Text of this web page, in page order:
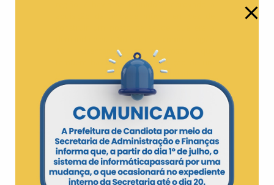
10 – Assentamento 20 de Agosto -, que
também havia eleito a construção de um
posto de saúde como prioridade, não
aceitou a proposta que atenderia ambas
regiões, sendo retomado o debate.
“Desta forma foi construído a possibilidade
de pedir a cedência para o estado do antigo
prédio da escola Santa Lúcia, para ser
reformado e estruturado para funcionar a
unidade básica de saúde”, relatou a Luana.
Além disso, ficou encaminhado que o
município fará o pedido para o Estado e as